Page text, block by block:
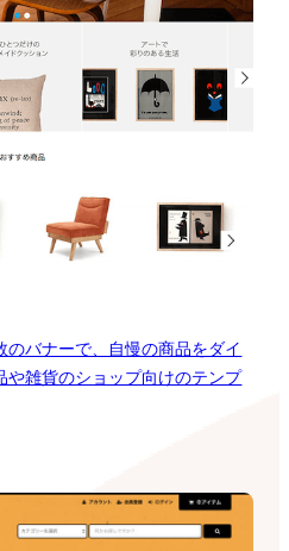
のバナーで、自慢の商品をダイ
や雑貨のショップ向けのテンプ